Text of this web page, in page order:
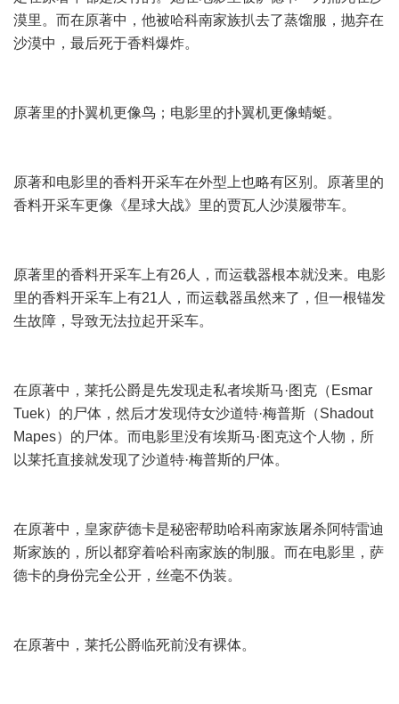
漠里。而在原著中，他被哈科南家族扒去了蒸馏服，抛弃在
沙漠中，最后死于香料爆炸。
原著里的扑翼机更像鸟；电影里的扑翼机更像蜻蜓。
原著和电影里的香料开采车在外型上也略有区别。原著里的
香料开采车更像《星球大战》里的贾瓦人沙漠履带车。
原著里的香料开采车上有26人，而运载器根本就没来。电影
里的香料开采车上有21人，而运载器虽然来了，但一根锚发
生故障，导致无法拉起开采车。
在原著中，莱托公爵是先发现走私者埃斯马·图克（Esmar
Tuek）的尸体，然后才发现侍女沙道特·梅普斯（Shadout
Mapes）的尸体。而电影里没有埃斯马·图克这个人物，所
以莱托直接就发现了沙道特·梅普斯的尸体。
在原著中，皇家萨德卡是秘密帮助哈科南家族屠杀阿特雷迪
斯家族的，所以都穿着哈科南家族的制服。而在电影里，萨
德卡的身份完全公开，丝毫不伪装。
在原著中，莱托公爵临死前没有裸体。